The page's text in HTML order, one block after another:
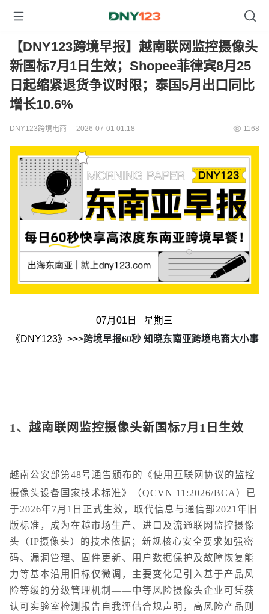
【DNY123跨境早报】越南联网监控摄像头
新国标7月1日生效；Shopee菲律宾8月25
日起缩紧退货争议时限；泰国5月出口同比
增长10.6%
DNY123跨境电商 2026-07-01 01:18 1168
07月01日 星期三
《DNY123》>>>跨境早报60秒 知晓东南亚跨境电商大小事
1、 越南联网监控摄像头新国标7月1日生效
越南公安部第48号通告颁布的《使用互联网协议的监控
摄像头设备国家技术标准》（QCVN 11:2026/BCA）已
于2026年7月1日正式生效，取代信息与通信部2021年旧
版标准，成为在越市场生产、进口及流通联网监控摄像
头（IP摄像头）的技术依据；新规核心安全要求如强密
码、漏洞管理、固件更新、用户数据保护及故障恢复能
力等基本沿用旧标仅微调，主要变化是引入基于产品风
险等级的分级管理机制——中等风险摄像头企业可凭获
认可实验室检测报告自我评估合规声明，高风险产品则